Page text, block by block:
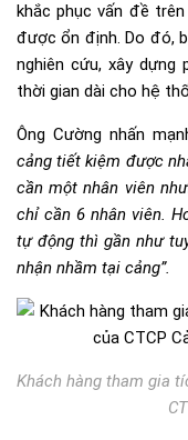
khắc phục vấn đề
được ổn định. Do đó,
nghiên cứu, xây dựng
thời gian dài cho hệ
Ông Cường nhấn
cảng tiết kiệm được
cần một nhân viên
chỉ cần 6 nhân viên.
tự động thì gần như
nhận nhầm tại cảng”.
Khách hàng tham gia